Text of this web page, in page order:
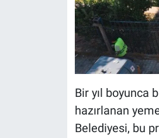
Bir yıl boyunca
hazırlanan
Belediyesi, bu